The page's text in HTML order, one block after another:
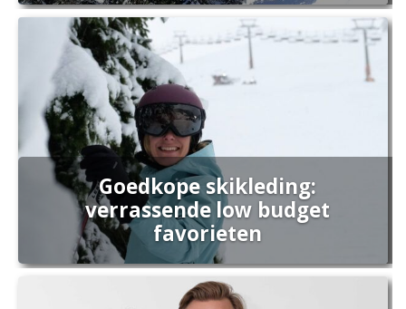
Goedkope skikleding:
verrassende low budget
favorieten